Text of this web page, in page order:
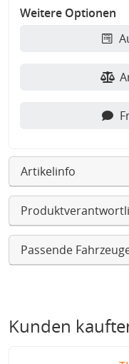
Weitere Optionen
Artikelinfo
Passende
Kunden